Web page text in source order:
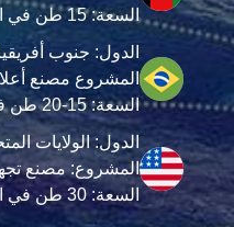
السعة: 15 طن في الساعة
الدول: جنوب
المشروع مصنع
السعة: 15-20 طن في الساعة
الدول: الولايات
المشروع: مصنع
السعة: 30 طن في الساعة